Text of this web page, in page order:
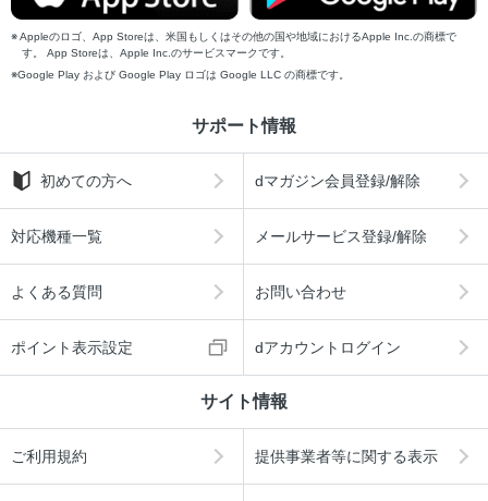
Appleのロゴ、App Storeは、米国もしくはその他の国や地域におけるApple Inc.の商標で
す。 App Storeは、Apple Inc.のサービスマークです。
Google Play および Google Play ロゴは Google LLC の商標です。
サポート情報
初めての方へ dマガジン会員登録/解除
対応機種一覧 メールサービス登録/解除
よくある質問 お問い合わせ
ポイント表示設定 dアカウントログイン
サイト情報
ご利用規約 提供事業者等に関する表示